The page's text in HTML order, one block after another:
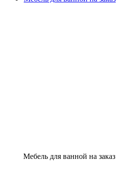
Мебель для ванной на заказ